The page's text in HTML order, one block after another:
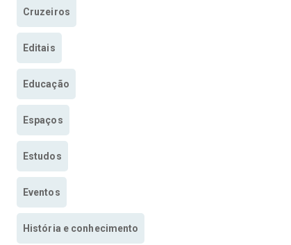
Cruzeiros
Editais
Educação
Espaços
Estudos
Eventos
História e conhecimento